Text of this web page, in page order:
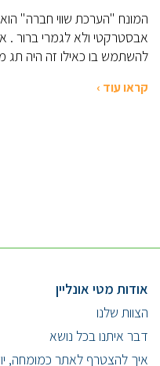
המונח "הערכת שווי חברה"
אבסטרקטי ולא לגמרי ברור .
להשתמש בו כאילו זה היה תג
קראו עוד ›
אודות מטי אונליין
הצוות שלנו
דבר איתנו בכל נושא
איך להצטרף לאתר כמומחה,